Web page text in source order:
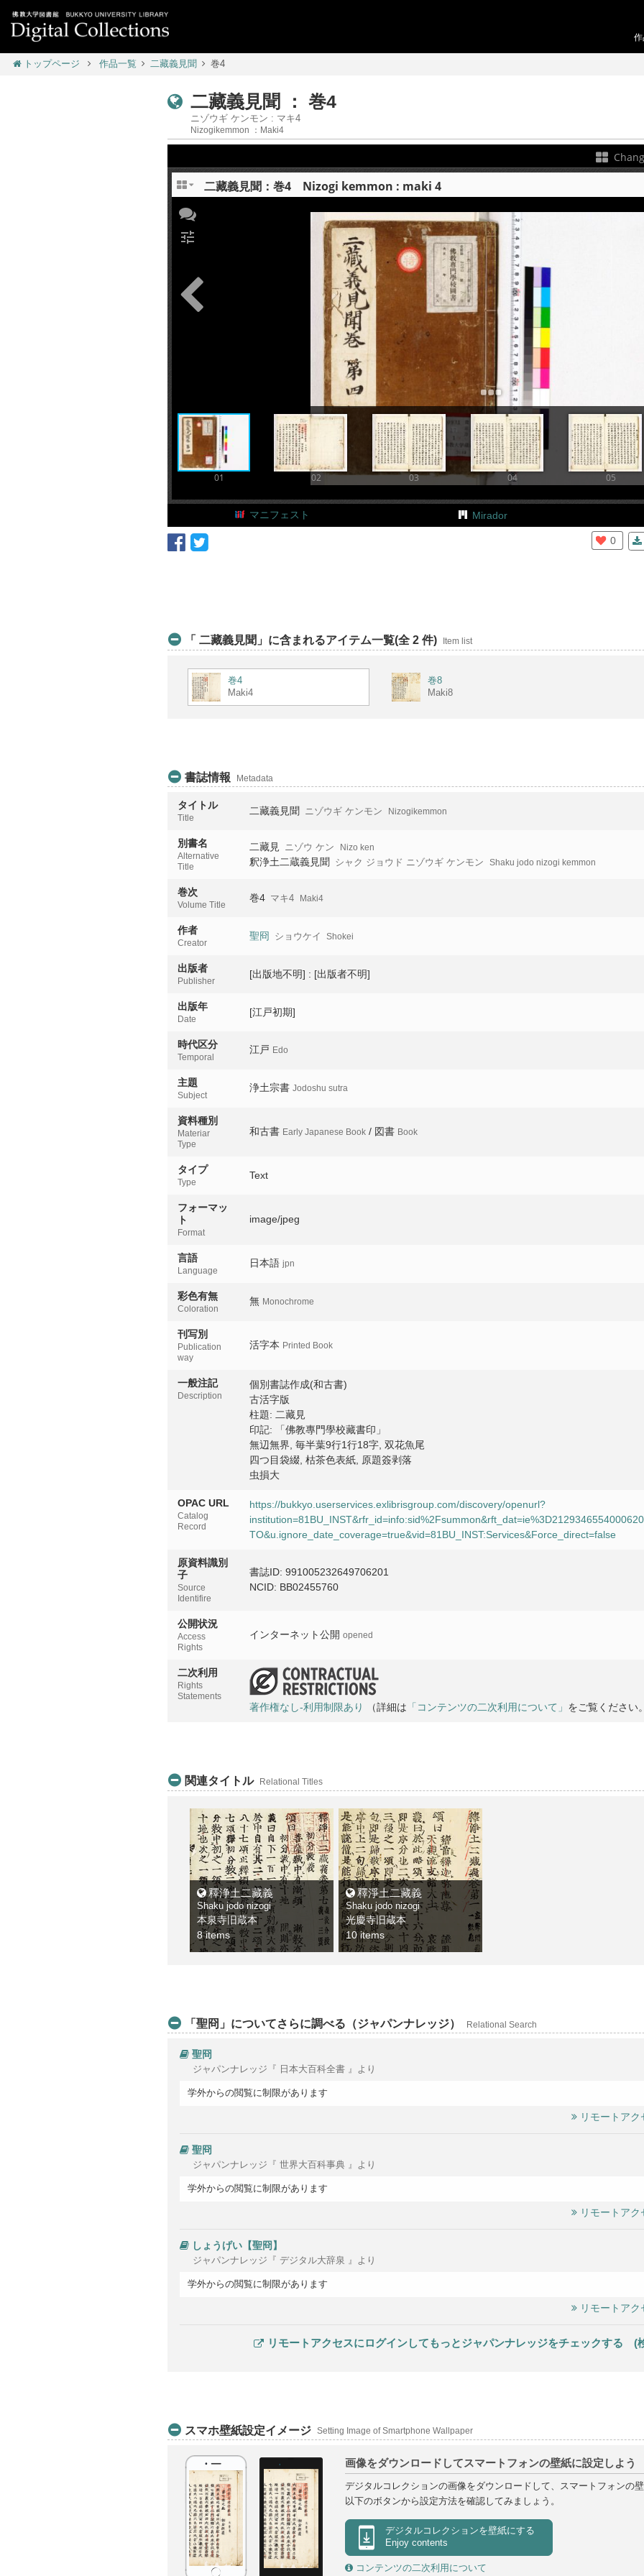
トップページ 作品一覧 二藏義見聞 巻4
二藏義見聞 ： 巻4
ニゾウギ ケンモン : マキ4
Nizogikemmon ：Maki4
+
Add Item
二藏義見聞：巻4 Nizogi kemmon : maki 4
01 02 03 04 05
tune
マニフェスト Mirador
0
「 二藏義見聞」に含まれるアイテム一覧(全 2 件) Item list
巻4
Maki4
巻8
Maki8
書誌情報 Metadata
タイトル
Title
二藏義見聞 ニゾウギ ケンモン Nizogikemmon
別書名
Alternative
Title
二藏見 ニゾウ ケン Nizo ken
釈浄土二蔵義見聞 シャク ジョウド ニゾウギ ケンモン Shaku jodo nizogi kemmon
巻次
Volume Title
巻4 マキ4 Maki4
作者
Creator
聖冏 ショウケイ Shokei
出版者
Publisher
[出版地不明] : [出版者不明]
出版年
Date
[江戸初期]
時代区分
Temporal
江戸 Edo
主題
Subject
浄土宗書 Jodoshu sutra
資料種別
Materiar
Type
和古書 Early Japanese Book/ 図書 Book
タイプ
Type
Text
フォーマッ
ト
Format
image/jpeg
言語
Language
日本語 jpn
彩色有無
Coloration
無 Monochrome
刊写別
Publication
way
活字本 Printed Book
一般注記
Description
個別書誌作成(和古書)
古活字版
柱題: 二藏見
印記: 「佛教專門學校藏書印」
無辺無界, 毎半葉9行1行18字, 双花魚尾
四つ目袋綴, 枯茶色表紙, 原題簽剥落
虫損大
OPAC URL
Catalog
Record
https://bukkyo.userservices.exlibrisgroup.com/discovery/openurl?
TO&u.ignore_date_coverage=true&vid=81BU_INST:Services&Force_direct=false
原資料識別
子
Source
Identifire
書誌ID: 991005232649706201
NCID: BB02455760
公開状況
Access
Rights
インターネット公開 opened
二次利用
Rights
Statements
著作権なし-利用制限あり （詳細は 「コンテンツの二次利用について」 をご覧ください
関連タイトル Relational Titles
釋浄土二藏義
Shaku jodo nizogi
本泉寺旧蔵本
8 items
釋淨土二藏義
Shaku jodo nizogi
光慶寺旧蔵本
10 items
「聖冏」についてさらに調べる（ジャパンナレッジ） Relational Search
聖冏
ジャパンナレッジ『 日本大百科全書 』より
学外からの閲覧に制限があります
リモートア
聖冏
ジャパンナレッジ『 世界大百科事典 』より
学外からの閲覧に制限があります
リモートア
しょうげい【聖冏】
ジャパンナレッジ『 デジタル大辞泉 』より
学外からの閲覧に制限があります
リモートア
リモートアクセスにログインしてもっとジャパンナレッジをチェックする (
スマホ壁紙設定イメージ Setting Image of Smartphone Wallpaper
画像をダウンロードしてスマートフォンの壁紙に設定しよう
デジタルコレクションの画像をダウンロードして、スマートフォンの
以下のボタンから設定方法を確認してみましょう。
デジタルコレクションを壁紙にする
Enjoy contents
コンテンツの二次利用について